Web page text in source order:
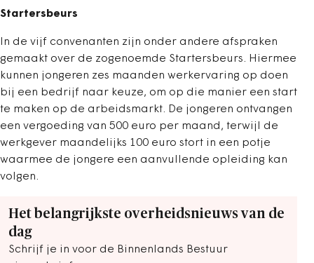
Startersbeurs
In de vijf convenanten zijn onder andere afspraken
gemaakt over de zogenoemde Startersbeurs. Hiermee
kunnen jongeren zes maanden werkervaring op doen
bij een bedrijf naar keuze, om op die manier een start
te maken op de arbeidsmarkt. De jongeren ontvangen
een vergoeding van 500 euro per maand, terwijl de
werkgever maandelijks 100 euro stort in een potje
waarmee de jongere een aanvullende opleiding kan
volgen.
Het belangrijkste overheidsnieuws van de
dag
Schrijf je in voor de Binnenlands Bestuur